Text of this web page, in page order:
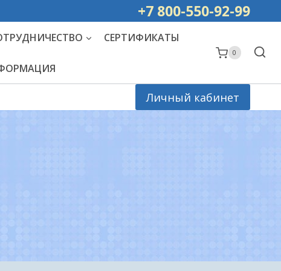
РОССИИ +7 800-550-92-99
СЕРТИФИКАТЫ
0
Личный кабинет